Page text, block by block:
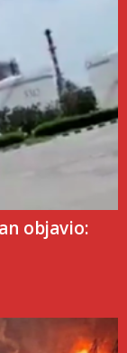
objavio: